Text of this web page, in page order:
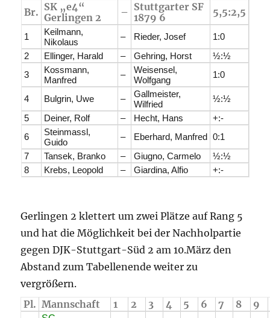
Br. SK „e4“
Gerlingen 2
– Stuttgarter SF
1879 6
5,5:2,5
1
Keilmann,
Nikolaus
– Rieder, Josef
1:0
2
Ellinger, Harald – Gehring, Horst
½:½
3
Kossmann,
Manfred
–
Weisensel,
Wolfgang
1:0
4 Bulgrin, Uwe –
Gallmeister,
Wilfried
½:½
5
Deiner, Rolf – Hecht, Hans
+:-
6
Steinmassl,
Guido
– Eberhard, Manfred 0:1
7
Tansek, Branko – Giugno, Carmelo
½:½
8
Krebs, Leopold – Giardina, Alfio +:-
Gerlingen 2 klettert um zwei Plätze auf Rang 5
und hat die Möglichkeit bei der Nachholpartie
gegen DJK-Stuttgart-Süd 2 am 10.März den
Abstand zum Tabellenende weiter zu
vergrößern.
Pl. Mannschaft 1 2 3 4 5 6 7 8 9